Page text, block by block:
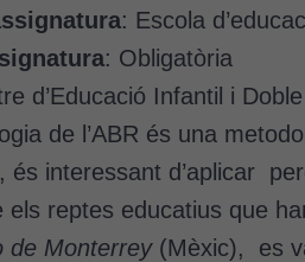
: Escola
: Obligatòria
d’Educació Infantil i
de l’ABR és una
és interessant d’aplicar
els reptes educatius que
de Monterrey(Mèxic), es